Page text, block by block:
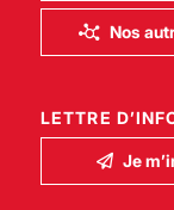
Nos
LETTRE
Je